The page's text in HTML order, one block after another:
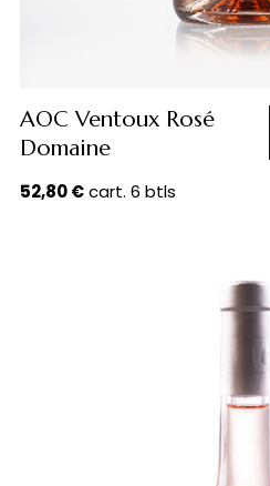
AOC Ventoux Rosé
Domaine
52,80€cart. 6 btls